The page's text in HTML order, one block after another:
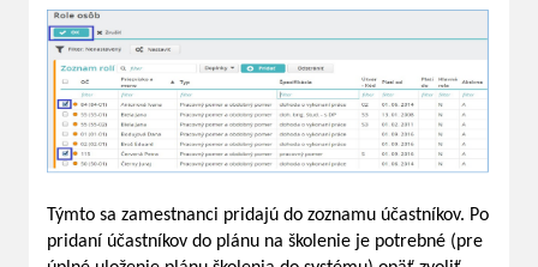
Týmto sa zamestnanci pridajú do zoznamu účastníkov. Po
pridaní účastníkov do plánu na školenie je potrebné (pre